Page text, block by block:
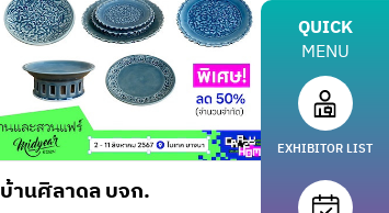
บ้านศิลาดล บจก.
QUICK
MENU
EXHIBITOR LIST